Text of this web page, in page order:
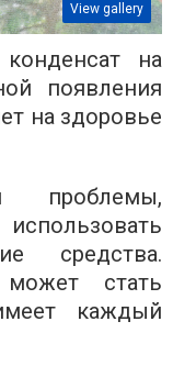
View gallery
на
появления
на здоровье
проблемы,
средства.
стать
каждый